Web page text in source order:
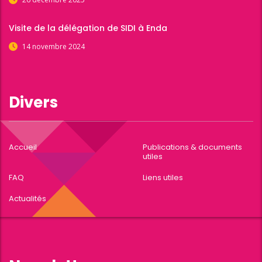
Visite de la délégation de SIDI à Enda
14 novembre 2024
Divers
Accueil
Publications & documents
utiles
FAQ
Liens utiles
Actualités